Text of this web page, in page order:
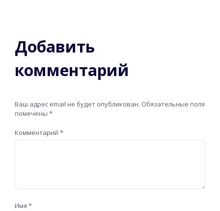
Добавить
комментарий
Ваш адрес email не будет опубликован. Обязательные поля
помечены *
Комментарий *
Имя *